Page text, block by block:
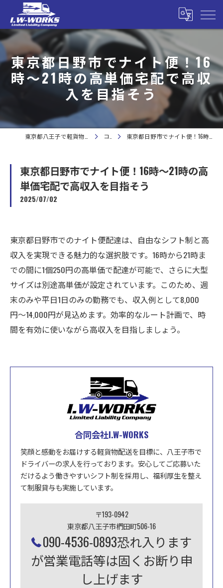
東京都日野市でナイト便！16
時〜21時の高単価宅配で高収
入を目指そう
コラム 東京都日野市でナイト便！16時〜21時の高単価宅配で高収入を目指そう
東京都日野市でナイト便！16時〜21時の高
単価宅配で高収入を目指そう
2025/07/02
東京都日野市でのナイト便配達は、自由なシフト制と高
収入を実現できる魅力的な選択肢です。16時から21時ま
での間に1個250円の高単価で配達が可能で、さらに大型
サイズは別途高単価が設定されています。このため、週
末のみや平日1日のみの勤務でも、収入例として8,000
円〜14,000円が見込めます。効率的なルート計画で、時
間を有効に使いながら高収入を目指しましょう。
合同会社I.W-WORKS
笑顔と感動をお届けする軽貨物配送を目標に、八王子市で
ドライバーの求人を行っております。安心してご応募いた
だけるよう働きやすいシフト制を採用し、福利厚生を整え
て制服貸与も実施しています。
〒193-0942
東京都八王子市椚田町506-16
090-4536-0893恐れ入ります
が営業電話等は固くお断り申
し上げます